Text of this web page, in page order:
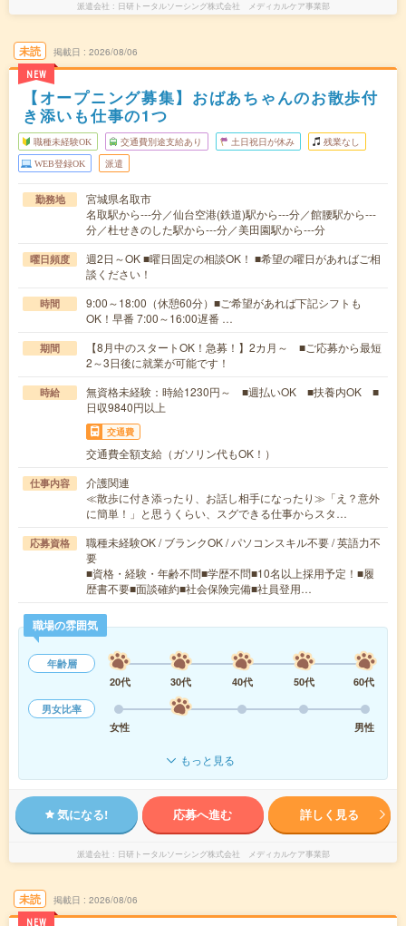
派遣会社 日研トータルソーシング株式会社 メディカルケア事業部
未読
NEW
掲載日 2026/08/06
【オープニング募集】おばあちゃんのお散歩付
き添いも仕事の1つ
職種未経験OK 交通費別途支給あり 土日祝日が休み 残業なし
WEB登録OK 派遣
勤務地
宮城県名取市
名取駅から---分／仙台空港(鉄道)駅から---分／館腰駅から---
分／杜せきのした駅から---分／美田園駅から---分
曜日頻度
週2日～OK ■曜日固定の相談OK！ ■希望の曜日があればご相
談ください！
時間
9:00～18:00（休憩60分）■ご希望があれば下記シフトも
OK！早番 7:00～16:00遅番 …
期間
【8月中のスタートOK！急募！】2カ月～ ■ご応募から最短
2～3日後に就業が可能です！
時給
無資格未経験：時給1230円～ ■週払いOK ■扶養内OK ■
日収9840円以上
交通費
交通費全額支給（ガソリン代もOK！）
仕事内容
介護関連
≪散歩に付き添ったり、お話し相手になったり≫「え？意外
に簡単！」と思うくらい、スグできる仕事からスタ…
応募資格
職種未経験OK / ブランクOK / パソコンスキル不要 / 英語力不
要
■資格・経験・年齢不問■学歴不問■10名以上採用予定！■履
歴書不要■面談確約■社会保険完備■社員登用…
職場の雰囲気
年齢層
20代
30代 40代 50代
60代
男女比率
女性
男性
もっと見る
気になる! 応募へ進む 詳しく見る
派遣会社 日研トータルソーシング株式会社 メディカルケア事業部
未読
NEW
掲載日 2026/08/06